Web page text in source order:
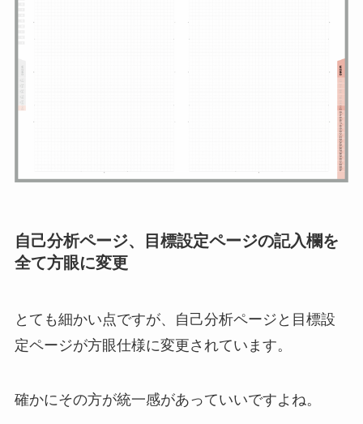
自己分析ページ、目標設定ページの記入欄を
全て方眼に変更
とても細かい点ですが、自己分析ページと目標設
定ページが方眼仕様に変更されています。
確かにその方が統一感があっていいですよね。